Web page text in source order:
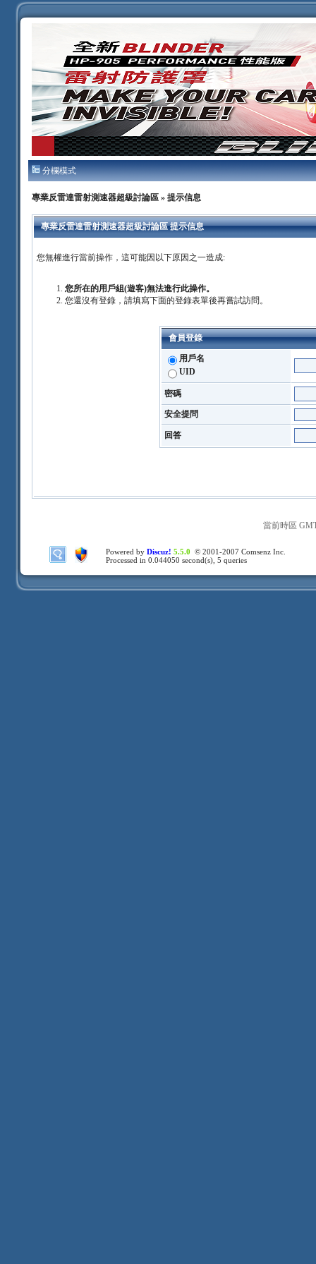
分欄模式
專業反雷達雷射測速器超級討論區» 提示信息
專業反雷達雷射測速器超級討論區 提示信息
您無權進行當前操作，這可能因以下原因之一造成:
您所在的用戶組(遊客)無法進行此操作。
您還沒有登錄，請填寫下面的登錄表單後再嘗試訪問。
會員登錄
用戶名
UID
密碼
安全提問
回答
當前時區
Powered by Discuz! 5.5.0 © 2001-2007 Comsenz Inc.
Processed in 0.044050 second(s), 5 queries